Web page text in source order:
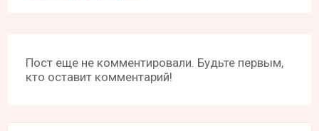
Пост еще не комментировали. Будьте первым,
кто оставит комментарий!